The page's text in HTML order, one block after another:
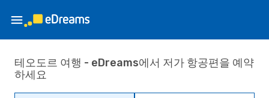
테오도르 여행 - eDreams에서 저가 항공편을 예약
하세요